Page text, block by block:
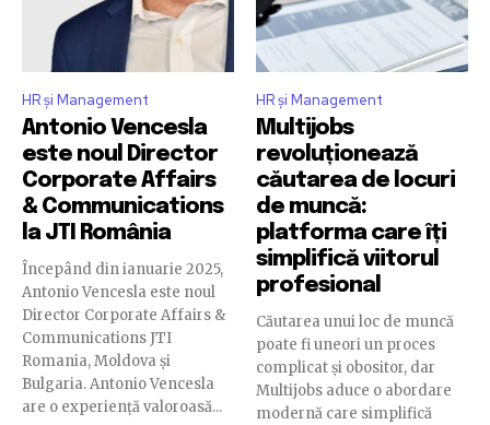
HR și Management
Antonio Vencesla
este noul Director
Corporate Affairs
& Communications
la JTI România
Începând din ianuarie 2025,
Antonio Vencesla este noul
Director Corporate Affairs &
Communications JTI
Romania, Moldova și
Bulgaria. Antonio Vencesla
are o experiență valoroasă...
HR și Management
Multijobs
revoluționează
căutarea de locuri
de muncă:
platforma care îți
simplifică viitorul
profesional
Căutarea unui loc de muncă
poate fi uneori un proces
complicat și obositor, dar
Multijobs aduce o abordare
modernă care simplifică